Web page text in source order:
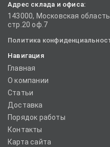
Адрес склада и офиса:
143000, Московская
стр.20 оф.7
Политика
Навигация
Главная
О компании
Статьи
Доставка
Порядок работы
Контакты
Карта сайта